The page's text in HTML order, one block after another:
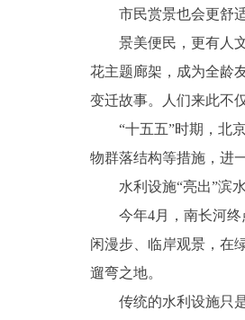
市民赏景也会更舒适
景美便民，更有人文
花主题廊架，成为全龄
变迁故事。人们来此不
“十五五”时期，北京
物群落结构等措施，进
水利设施“亮出”滨
今年4月，南长河终点
闲漫步、临岸观景，在
遛弯之地。
传统的水利设施只是